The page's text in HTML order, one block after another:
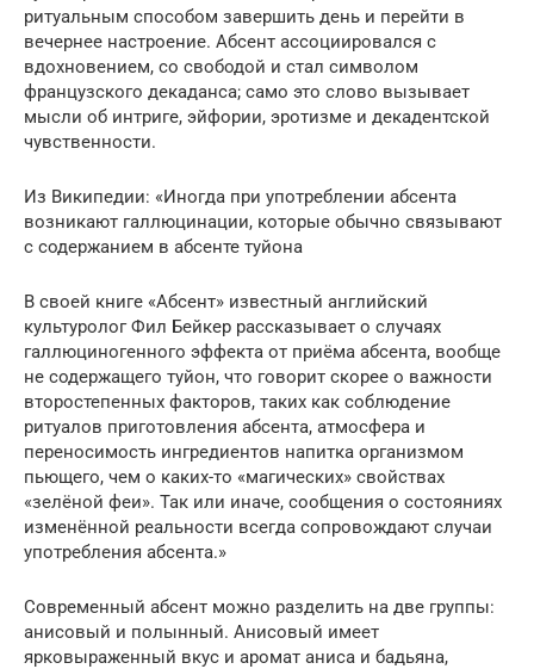
ритуальным способом завершить день и перейти в
вечернее настроение. Абсент ассоциировался с
вдохновением, со свободой и стал символом
французского декаданса; само это слово вызывает
мысли об интриге, эйфории, эротизме и декадентской
чувственности.
Из Википедии: «Иногда при употреблении абсента
возникают галлюцинации, которые обычно связывают
с содержанием в абсенте туйона
В своей книге «Абсент» известный английский
культуролог Фил Бейкер рассказывает о случаях
галлюциногенного эффекта от приёма абсента, вообще
не содержащего туйон, что говорит скорее о важности
второстепенных факторов, таких как соблюдение
ритуалов приготовления абсента, атмосфера и
переносимость ингредиентов напитка организмом
пьющего, чем о каких-то «магических» свойствах
«зелёной феи». Так или иначе, сообщения о состояниях
изменённой реальности всегда сопровождают случаи
употребления абсента.»
Современный абсент можно разделить на две группы:
анисовый и полынный. Анисовый имеет
ярковыраженный вкус и аромат аниса и бадьяна,